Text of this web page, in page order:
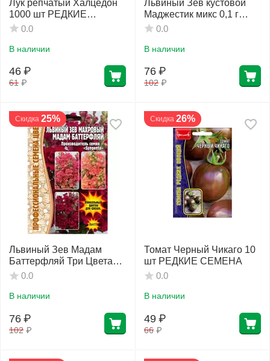
Лук репчатый Халцедон
1000 шт РЕДКИЕ
СЕМЕНА
0.0
В наличии
61 ₽
46 ₽
Львиный Зев кустовой
Маджестик микс 0,1 г
РЕДКИЕ СЕМЕНА
0.0
В наличии
102 ₽
76 ₽
Скидка 25%
Львиный Зев Мадам
Баттерфляй Три Цвета
Бронзы 7 шт РЕДКИЕ
0.0
В наличии
102 ₽
76 ₽
Скидка 26%
Томат Черный Чикаго 10
шт РЕДКИЕ СЕМЕНА
0.0
В наличии
66 ₽
49 ₽